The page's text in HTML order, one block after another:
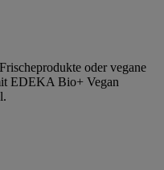
oder vegane
EDEKA Bio+ Vegan